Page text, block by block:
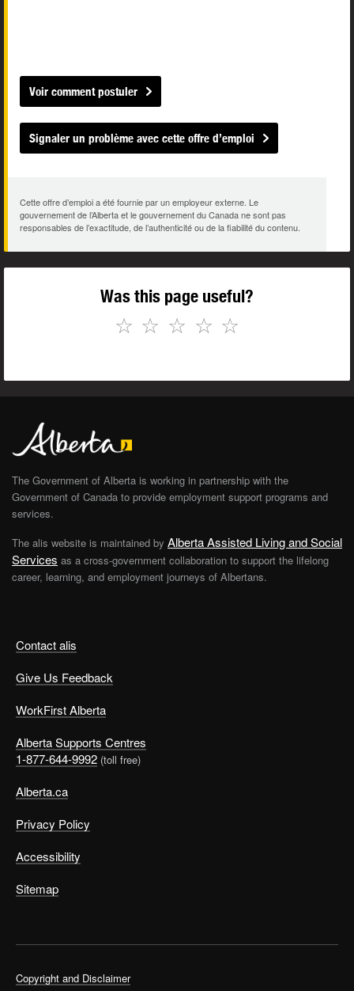
Voir comment postuler
Signaler un problème avec cette offre d’emploi
Cette offre d’emploi a été fournie par un employeur externe. Le
gouvernement de l’Alberta et le gouvernement du Canada ne sont pas
responsables de l’exactitude, de l’authenticité ou de la fiabilité du contenu.
Was this page useful?
☆
☆
☆
☆
☆
Contact alis
Give Us Feedback
WorkFirst Alberta
Alberta Supports Centres
1-877-644-9992 (toll free)
Alberta.ca
Privacy Policy
Accessibility
Sitemap
The Government of Alberta is working in partnership with the
Government of Canada to provide employment support programs and
services.
The alis website is maintained by Alberta Assisted Living and Social
Services as a cross-government collaboration to support the lifelong
career, learning, and employment journeys of Albertans.
Copyright and Disclaimer